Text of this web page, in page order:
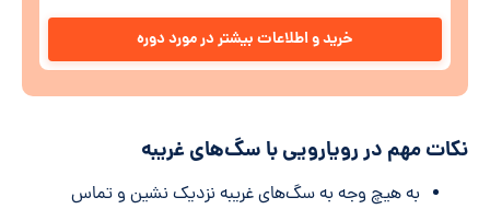
خرید و اطلاعات بیشتر در مورد دوره
نکات مهم در رویارویی با سگ‌های غریبه
به هیچ وجه به سگ‌های غریبه نزدیک نشین و تماس